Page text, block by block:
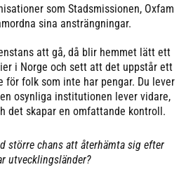
som Stadsmissionen, Oxfam
sina ansträngningar.
att gå, då blir hemmet lätt ett
i Norge och sett att det uppstår ett
för folk som inte har pengar. Du lever
osynliga institutionen lever vidare,
det skapar en omfattande kontroll.
större chans att återhämta sig efter
utvecklingsländer?